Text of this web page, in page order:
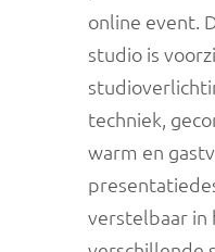
online event.
studio is
techniek,
warm en
verstelbaar in